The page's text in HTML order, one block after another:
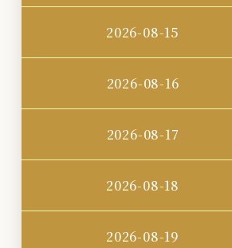
2026-08-15
2026-08-16
2026-08-17
2026-08-18
2026-08-19